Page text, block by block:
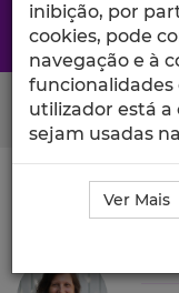
A excelência da
Search Button
Ciência_Iscte
Orientações
inibição, por
cookies, pode
navegação e à
funcionalidades
utilizador está
sejam usadas
Ver Mais